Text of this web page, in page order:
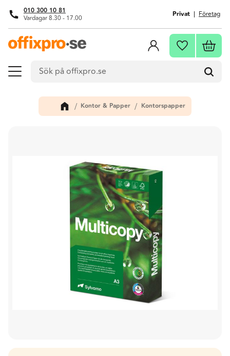
Meny
010 300 10 81
Vardagar 8.30 - 17.00 Privat Företag
Favoriter
Kontor & Papper Kontorspapper